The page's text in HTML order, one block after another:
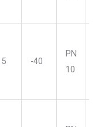
-40
PN
10